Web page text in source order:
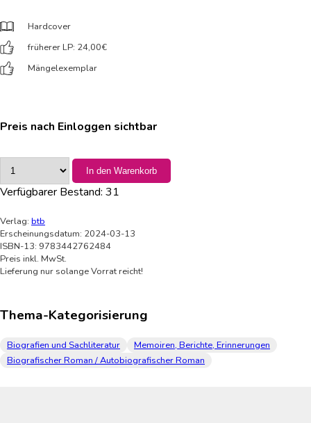
Hardcover
früherer LP: 24,00€
Mängelexemplar
Preis nach Einloggen sichtbar
In den Warenkorb
Verfügbarer Bestand: 31
Verlag: btb
Erscheinungsdatum: 2024-03-13
ISBN-13: 9783442762484
Preis inkl. MwSt.
Lieferung nur solange Vorrat reicht!
Thema-Kategorisierung
Biografien und Sachliteratur
Memoiren, Berichte, Erinnerungen
Biografischer Roman / Autobiografischer Roman